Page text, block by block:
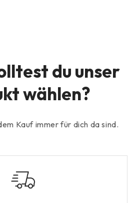
du unser
wählen?
Kauf immer für dich da sind.